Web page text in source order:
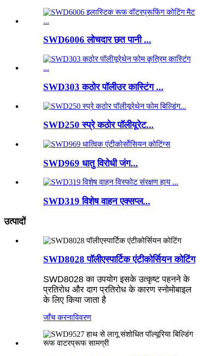
SWD6006 लोचदार छत पानी ...
SWD303 कठोर पॉलीउर कास्टिंग ...
SWD250 स्प्रे कठोर पॉलीयूरेट...
SWD969 धातु विरोधी जंग...
SWD319 विशेष वाहन एक्सप्ल...
उत्पादों
SWD8028 पॉलीएस्पार्टिक एंटीकोर्सियन कोटिंग
SWD8028 का उपयोग इसके उत्कृष्ट पहनने के
प्रतिरोध और दाग प्रतिरोध के कारण स्नोमोबाइल
के लिए किया जाता है
जाँच करनाविवरण